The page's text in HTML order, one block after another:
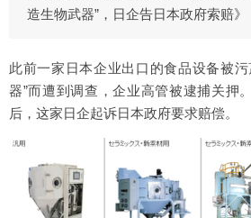
造生物武器”，日企告日本政府索赔》
此前一家日本企业出口的食品设备被
器”而遭到调查，企业高管被逮捕关押
后，这家日企起诉日本政府要求赔偿。